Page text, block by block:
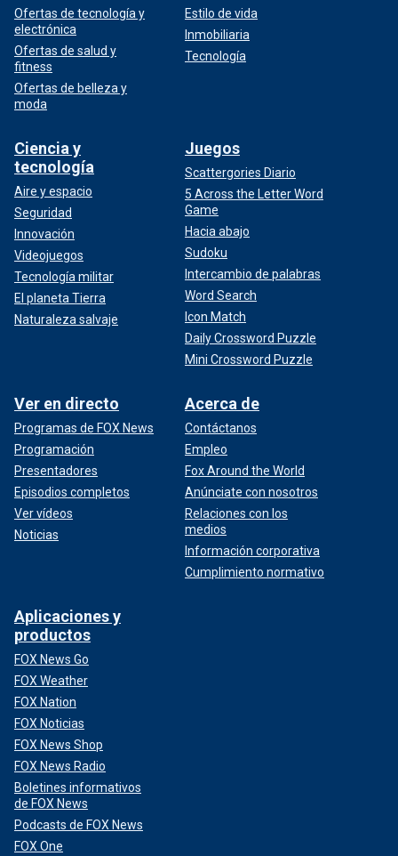
Ofertas de tecnología y
electrónica
Ofertas de salud y
fitness
Ofertas de belleza y
moda
Estilo de vida
Inmobiliaria
Tecnología
Ciencia y
tecnología
Aire y espacio
Seguridad
Innovación
Videojuegos
Tecnología militar
El planeta Tierra
Naturaleza salvaje
Juegos
Scattergories Diario
5 Across the Letter Word
Game
Hacia abajo
Sudoku
Intercambio de palabras
Word Search
Icon Match
Daily Crossword Puzzle
Mini Crossword Puzzle
Ver en directo
Programas de FOX News
Programación
Presentadores
Episodios completos
Ver vídeos
Noticias
Acerca de
Contáctanos
Empleo
Fox Around the World
Anúnciate con nosotros
Relaciones con los
medios
Información corporativa
Cumplimiento normativo
Aplicaciones y
productos
FOX News Go
FOX Weather
FOX Nation
FOX Noticias
FOX News Shop
FOX News Radio
Boletines informativos
de FOX News
Podcasts de FOX News
FOX One